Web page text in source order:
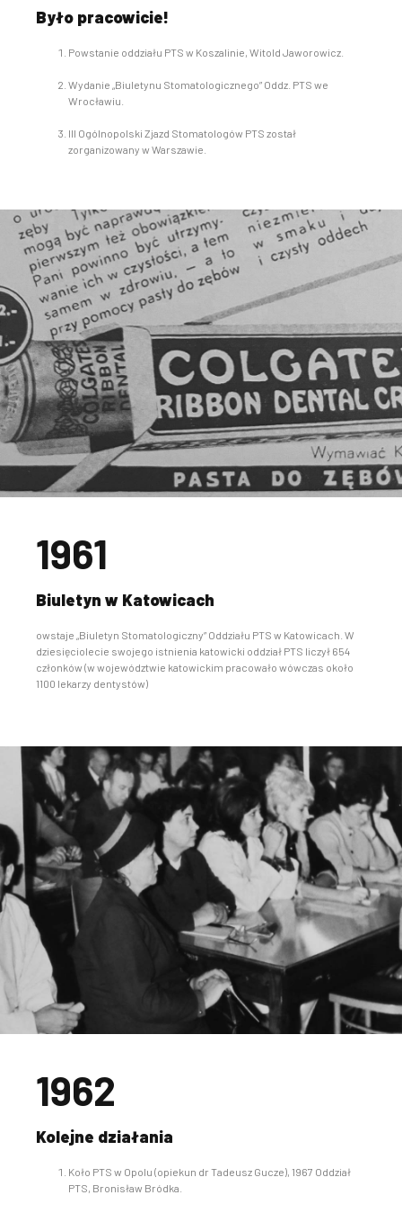
Było pracowicie!
Powstanie oddziału PTS w Koszalinie, Witold Jaworowicz.
Wydanie „Biuletynu Stomatologicznego” Oddz. PTS we
Wrocławiu.
III Ogólnopolski Zjazd Stomatologów PTS został
zorganizowany w Warszawie.
1961
Biuletyn w Katowicach
owstaje „Biuletyn Stomatologiczny” Oddziału PTS w Katowicach. W
dziesięciolecie swojego istnienia katowicki oddział PTS liczył 654
członków (w województwie katowickim pracowało wówczas około
1100 lekarzy dentystów)
1962
Kolejne działania
Koło PTS w Opolu (opiekun dr Tadeusz Gucze), 1967 Oddział
PTS, Bronisław Bródka.